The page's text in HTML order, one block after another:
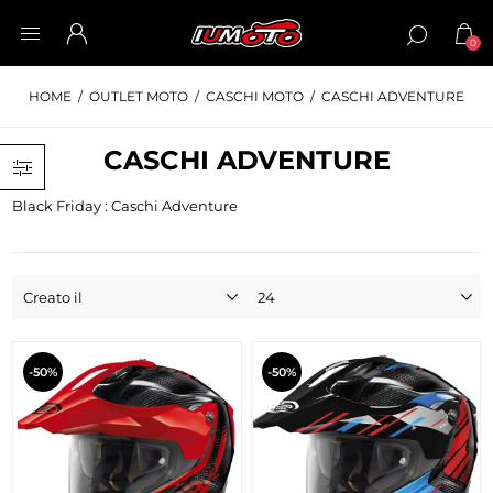
0
HOME / OUTLET MOTO / CASCHI MOTO / CASCHI ADVENTURE
CASCHI ADVENTURE
Black Friday : Caschi Adventure
-50% -50%